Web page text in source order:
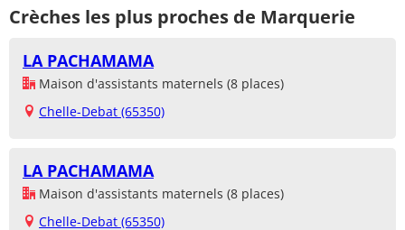
Crèches les plus proches de Marquerie
LA PACHAMAMA
Maison d'assistants maternels (8 places)
Chelle-Debat (65350)
LA PACHAMAMA
Maison d'assistants maternels (8 places)
Chelle-Debat (65350)